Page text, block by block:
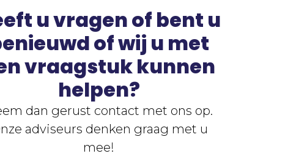
u vragen of bent u
of wij u met
vraagstuk kunnen
helpen?
dan gerust contact met ons op.
adviseurs denken graag met u
mee!